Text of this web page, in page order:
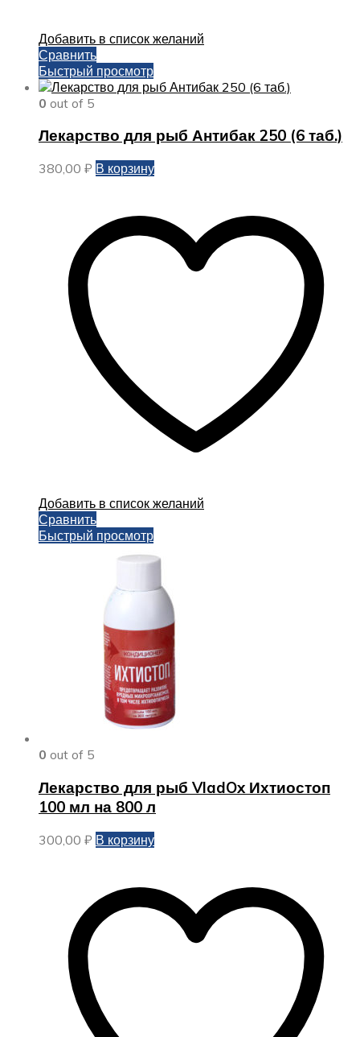
Добавить в список желаний
Сравнить
Быстрый просмотр
0 out of 5
Лекарство для рыб Антибак 250 (6 таб.)
380,00 ₽ В корзину
Добавить в список желаний
Сравнить
Быстрый просмотр
0 out of 5
Лекарство для рыб VladOx Ихтиостоп
100 мл на 800 л
300,00 ₽ В корзину